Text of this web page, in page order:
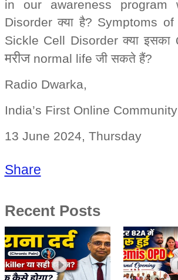
in our awareness
Disorderक्या है? Symptoms
Sickle Cell Disorderक्या इसका
मरीजnormal lifeजी सकते हैं?
Radio Dwarka,
India’s First Online
13 June 2024, Thursday
Share
Recent Posts